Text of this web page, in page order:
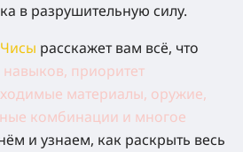
в разрушительную силу.
расскажет вам всё, что
приоритет
материалы, оружие,
комбинации и многое
и узнаем, как раскрыть весь